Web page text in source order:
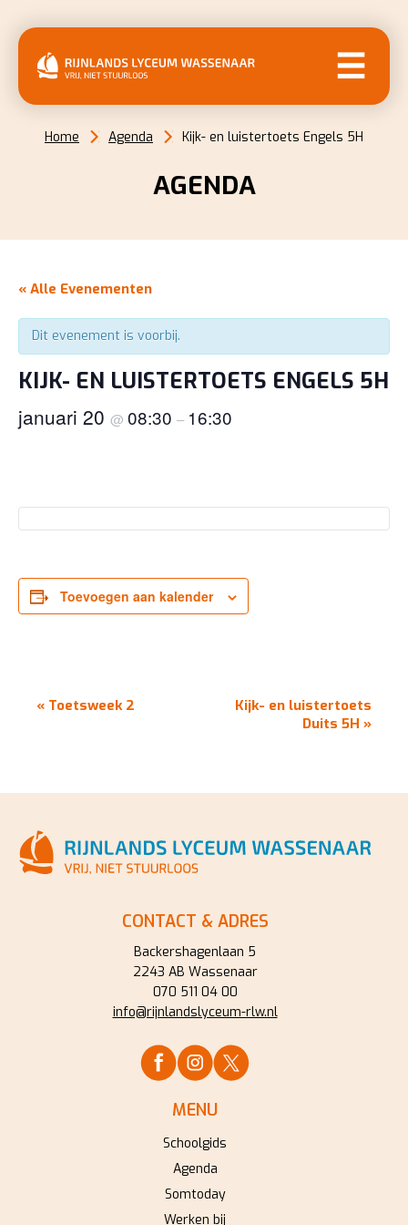
Home Agenda Kijk- en luistertoets Engels 5H
AGENDA
« Alle Evenementen
Dit evenement is voorbij.
KIJK- EN LUISTERTOETS ENGELS 5H
januari 20 @ 08:30 – 16:30
Toevoegen aan kalender
EVENEMENT
« Toetsweek 2
Kijk- en luistertoets
Duits 5H »
CONTACT & ADRES
Backershagenlaan 5
2243 AB Wassenaar
070 511 04 00
info@rijnlandslyceum-rlw.nl
MENU
Schoolgids
Agenda
Somtoday
Werken bij